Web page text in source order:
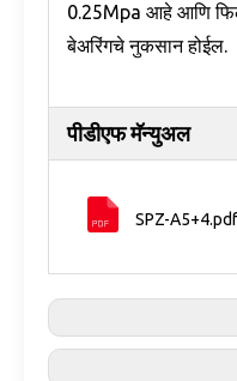
0.25Mpa आहे आणि
बेअरिंगचे नुकसान होईल.
पीडीएफ मॅन्युअल
SPZ-A5+4.pdf